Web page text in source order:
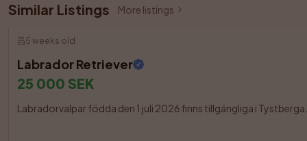
Similar Listings More listings
5 weeks old
Labrador Retriever
25 000 SEK
Labradorvalpar födda den 1 juli 2026 finns tillgängliga i